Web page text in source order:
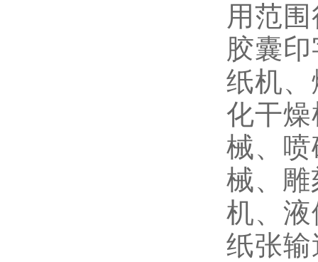
用范
胶囊
纸机
化干
械、
械、
机、
纸张